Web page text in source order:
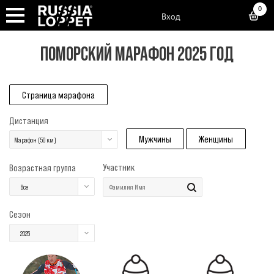
Вход
0
ПОМОРСКИЙ МАРАФОН 2025 ГОД
Страница марафона
Дистанция
Марафон (50 км) Мужчины Женщины
Возрастная группа
Все
Участник
Сезон
2025